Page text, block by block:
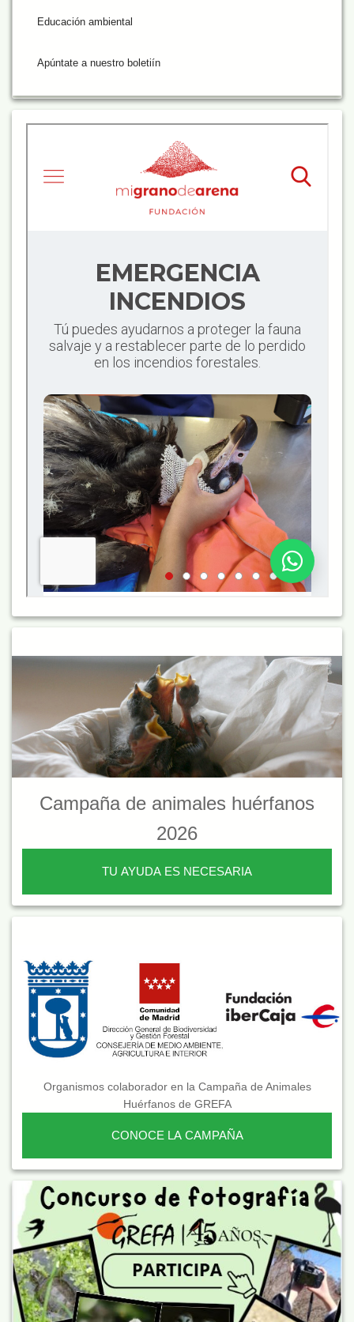
Educación ambiental
Apúntate a nuestro boletiín
Campaña de animales huérfanos
2026
TU AYUDA ES NECESARIA
Organismos colaborador en la Campaña de Animales
Huérfanos de GREFA
CONOCE LA CAMPAÑA